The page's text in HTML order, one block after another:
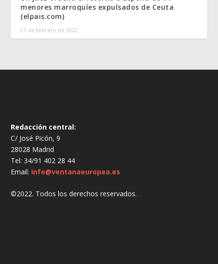
menores marroquíes expulsados de Ceuta
(elpais.com)
21 de febrero de 2022
Redacción central:
C/ José Picón, 9
28028 Madrid
Tel: 34/91 402 28 44
Email: info@ventanaeuropea.es
©2022. Todos los derechos reservados.